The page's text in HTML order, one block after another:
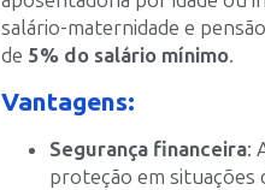
salário-maternidade e
de 5% do salário mínimo.
Vantagens:
Segurança financeira:
proteção em situações